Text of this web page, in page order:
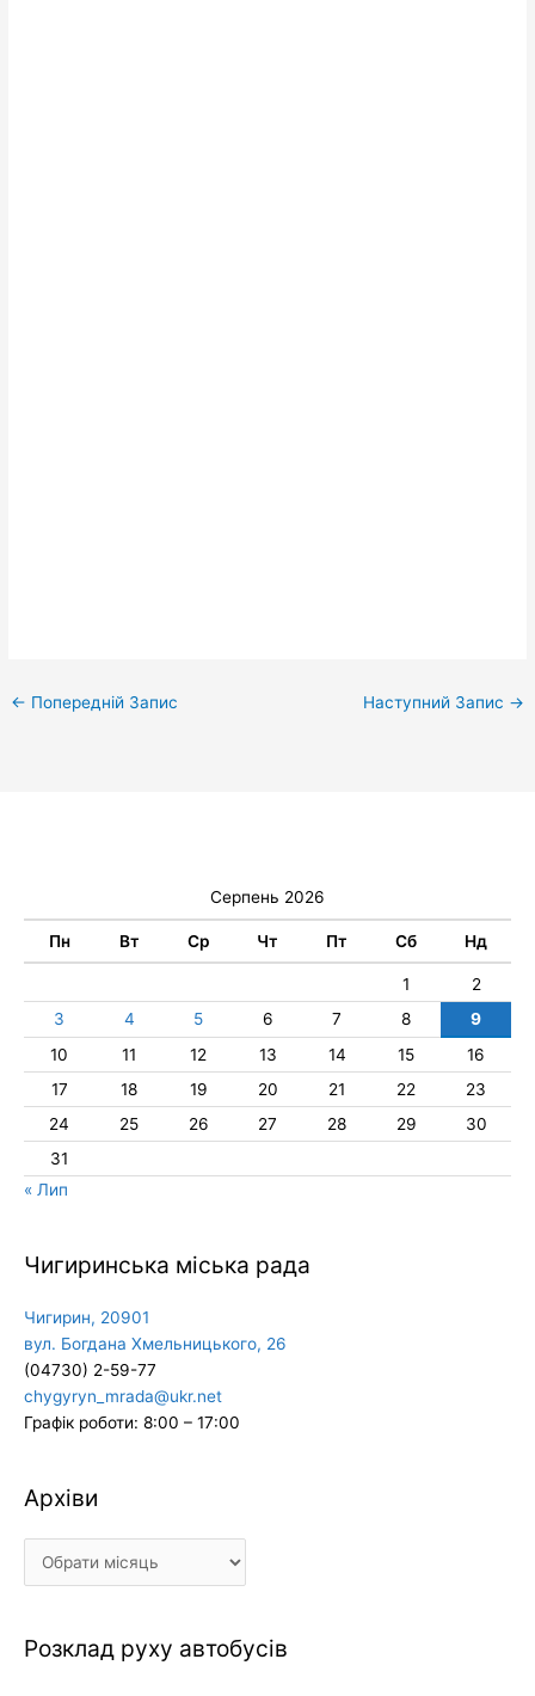
← Попередній Запис Наступний Запис →
Серпень 2026
Пн Вт Ср Чт Пт Сб Нд
1
2
3
4 5 6 7 8
9
10
11 12 13 14 15
16
17
18 19 20 21 22
23
24
25 26 27 28 29
30
31
« Лип
Чигиринська міська рада
Чигирин, 20901
вул. Богдана Хмельницького, 26
(04730) 2-59-77
chygyryn_mrada@ukr.net
Графік роботи: 8:00 – 17:00
Архіви
Архіви
Розклад руху автобусів